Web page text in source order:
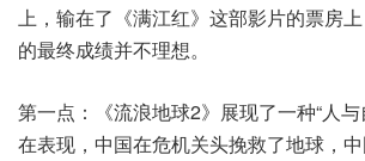
上，输在了《满江红》这部影片的票房
的最终成绩并不理想。
第一点：《流浪地球2》展现了一种“人
在表现，中国在危机关头挽救了地球，